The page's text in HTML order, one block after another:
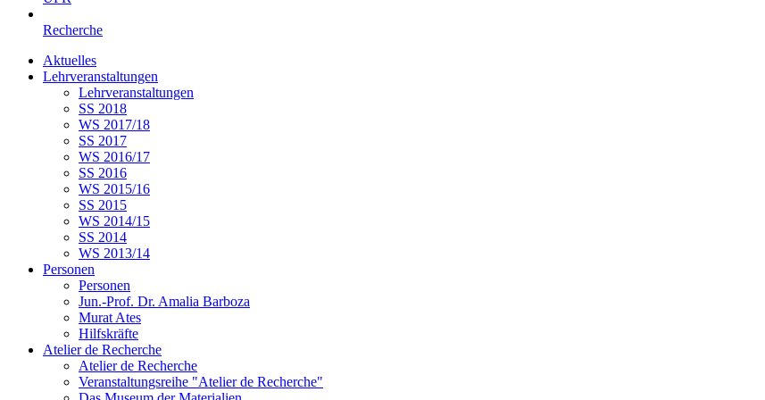
Recherche
Aktuelles
Lehrveranstaltungen
Lehrveranstaltungen
SS 2018
WS 2017/18
SS 2017
WS 2016/17
SS 2016
WS 2015/16
SS 2015
WS 2014/15
SS 2014
WS 2013/14
Personen
Personen
Jun.-Prof. Dr. Amalia Barboza
Murat Ates
Hilfskräfte
Atelier de Recherche
Atelier de Recherche
Veranstaltungsreihe "Atelier de Recherche"